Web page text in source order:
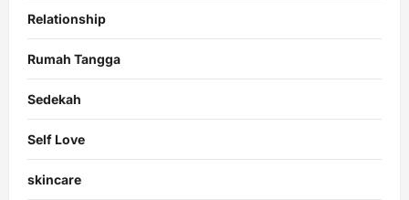
Relationship
Rumah Tangga
Sedekah
Self Love
skincare